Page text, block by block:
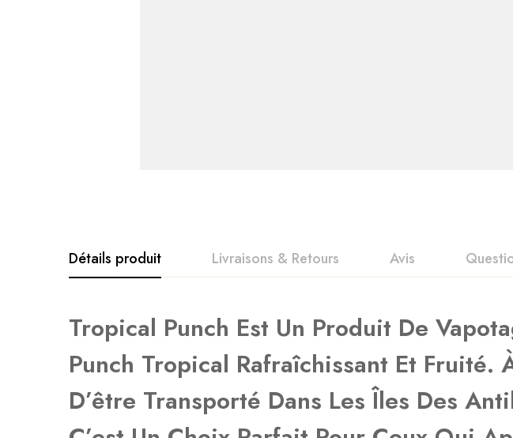
Détails produit Livraisons & Retours Avis
Tropical Punch Est Un Produit De
Punch Tropical Rafraîchissant Et Fruité.
D’être Transporté Dans Les Îles Des
Avis clients
Based on 0 Reviews
Questions clients
question sur ce produit